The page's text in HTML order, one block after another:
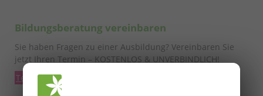
Bildungsberatung vereinbaren
Sie haben Fragen zu einer Ausbildung? Vereinbaren Sie
jetzt Ihren Termin – KOSTENLOS & UNVERBINDLICH!
Termin vereinbaren